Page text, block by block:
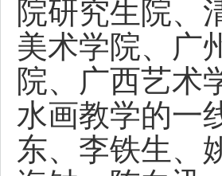
院研究生院、
美术学院、广
院、广西艺术
水画教学的一
东、李铁生、